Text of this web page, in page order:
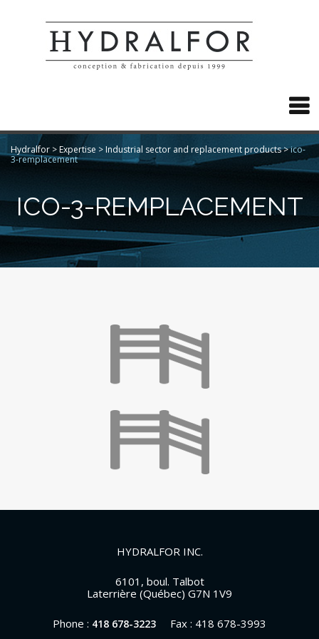

Hydralfor >Expertise >Industrial sector and replacement products>ico-
3-remplacement
ICO-3-REMPLACEMENT
HYDRALFOR INC.
6101, boul. Talbot
Laterrière (Québec) G7N 1V9
Phone : 418 678-3223 Fax : 418 678-3993